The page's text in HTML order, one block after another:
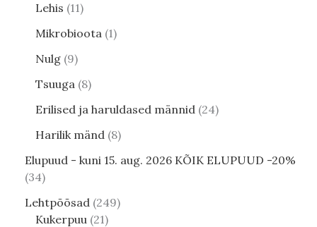
Lehis 11
Mikrobioota 1
Nulg 9
Tsuuga 8
Erilised ja haruldased männid 24
Harilik mänd 8
Elupuud - kuni 15. aug. 2026 KÕIK ELUPUUD -20%
34
Lehtpõõsad 249
Kukerpuu 21